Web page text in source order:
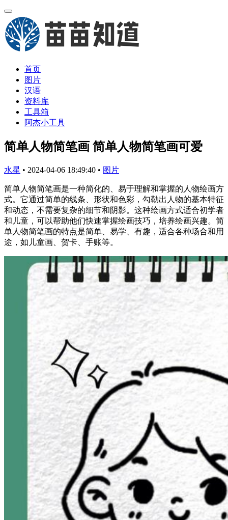
首页
图片
汉语
资料库
工具箱
阿杰小工具
简单人物简笔画 简单人物简笔画可爱
水星 • 2024-04-06 18:49:40 • 图片
简单人物简笔画是一种简化的、易于理解和掌握的人物绘画方
式。它通过简单的线条、形状和色彩，勾勒出人物的基本特征
和动态，不需要复杂的细节和阴影。这种绘画方式适合初学者
和儿童，可以帮助他们快速掌握绘画技巧，培养绘画兴趣。简
单人物简笔画的特点是简单、易学、有趣，适合各种场合和用
途，如儿童画、贺卡、手账等。